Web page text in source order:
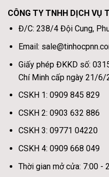
CÔNG TY TNHH DỊCH VỤ
Đ/C: 238/4 Đội Cung,
Email:
Giấy phép ĐKKD số:
Chí Minh cấp ngày 21/6/
CSKH 1: 0909 845 829
CSKH 2: 0903 632 886
CSKH 3: 09771 04220
CSKH 4: 0909 668 049
Thời gian mở cửa: 7:00 -